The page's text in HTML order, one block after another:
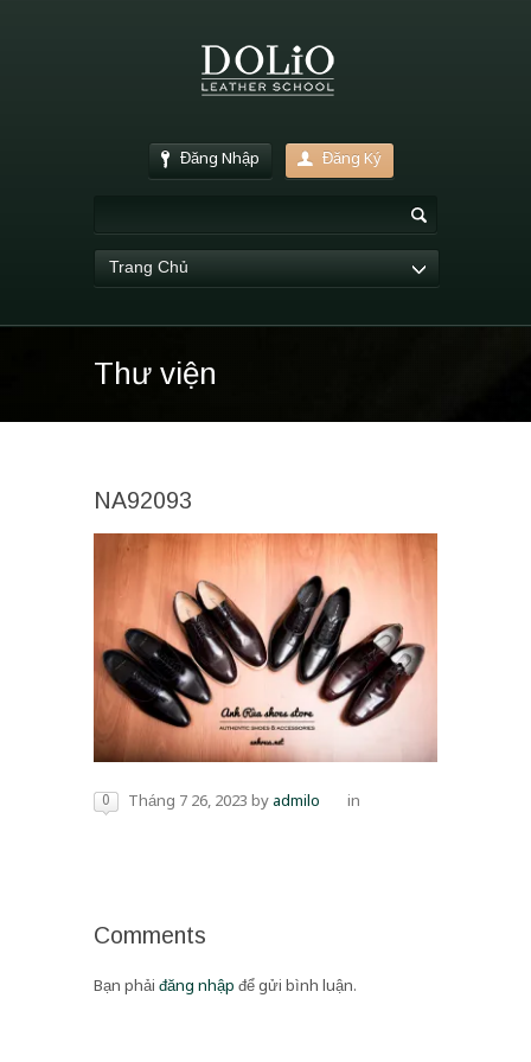
Đăng Nhập Đăng Ký
Trang Chủ
Thư viện
NA92093
0 Tháng 7 26, 2023 byadmilo in
Comments
Bạn phải đăng nhập để gửi bình luận.